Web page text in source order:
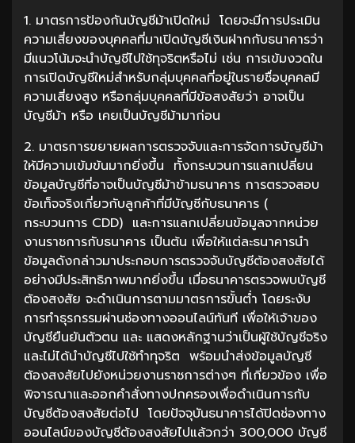
1. มาตรการป้องกันบัญชีม้าเปิดใหม่ โดยจะมีการประเมิน
ความเสี่ยงของบุคคลที่มาเปิดบัญชีเงินฝากกับธนาคารว่า
มีแนวโน้มจะนำบัญชีไปใช้ทุจริตหรือไม่ เช่น การเข้มงวดใน
การเปิดบัญชีใหม่สำหรับกลุ่มบุคคลที่อยู่ในรายชื่อบุคคลมี
ความเสี่ยงสูง หรือกลุ่มบุคคลที่มีข้อสงสัยว่า อาจเป็น
บัญชีม้า หรือ เคยเป็นบัญชีม้ามาก่อน
2. มาตรการขยายผลการตรวจจับและการจัดการบัญชีม้า
ให้มีความเข้มข้นมากยิ่งขึ้น ทั้งกระบวนการแลกเปลี่ยน
ข้อมูลบัญชีที่อาจเป็นบัญชีม้าข้ามธนาคาร การตรวจสอบ
ข้อเท็จจริงเกี่ยวกับลูกค้าที่มีบัญชีกับธนาคาร (
กระบวนการ CDD) และการแลกเปลี่ยนข้อมูลจากหน่วย
งานราชการกับธนาคาร เป็นต้น เพื่อให้แต่ละธนาคารนำ
ข้อมูลดังกล่าวมาประกอบการตรวจจับบัญชีต้องสงสัยได้
อย่างมีประสิทธิภาพมากยิ่งขึ้น เมื่อธนาคารตรวจพบบัญชี
ต้องสงสัย จะดำเนินการตามมาตรการขั้นต่ำ โดยระงับ
การทำธุรกรรมผ่านช่องทางออนไลน์ทันที เพื่อให้เจ้าของ
บัญชียืนยันตัวตน และ แสดงหลักฐานว่าเป็นผู้ใช้บัญชีจริง
และไม่ได้นำบัญชีไปใช้ทำทุจริต พร้อมนำส่งข้อมูลบัญชี
ต้องสงสัยไปยังหน่วยงานราชการต่างๆ ที่เกี่ยวข้อง เพื่อ
พิจารณาและออกคำสั่งทางปกครองเพื่อดำเนินการกับ
บัญชีต้องสงสัยต่อไป โดยปัจจุบันธนาคารได้ปิดช่องทาง
ออนไลน์ของบัญชีต้องสงสัยไปแล้วกว่า 300,000 บัญชี